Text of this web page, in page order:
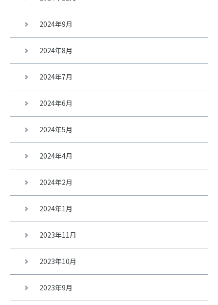
2024年9月
2024年8月
2024年7月
2024年6月
2024年5月
2024年4月
2024年2月
2024年1月
2023年11月
2023年10月
2023年9月